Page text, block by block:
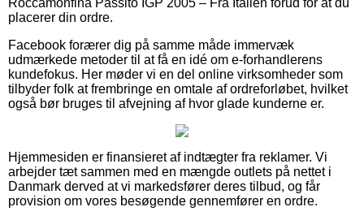
placerer din ordre.
Facebook forærer dig på samme måde immervæk
udmærkede metoder til at få en idé om e-forhandlerens
kundefokus. Her møder vi en del online virksomheder som
tilbyder folk at frembringe en omtale af ordreforløbet, hvilket
også bør bruges til afvejning af hvor glade kunderne er.
Hjemmesiden er finansieret af indtægter fra reklamer. Vi
arbejder tæt sammen med en mængde outlets på nettet i
Danmark derved at vi markedsfører deres tilbud, og får
provision om vores besøgende gennemfører en ordre.